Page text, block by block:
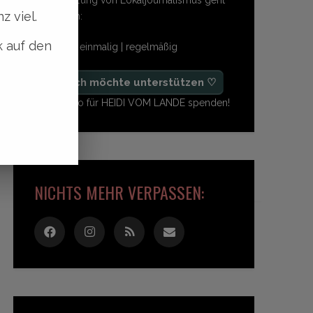
so einfach:
freiwillig | einmalig | regelmäßig
♡ Ja, ich möchte unterstützen ♡
Ab 1,- Euro für HEIDI VOM LANDE spenden!
NICHTS MEHR VERPASSEN:
viel.
auf den